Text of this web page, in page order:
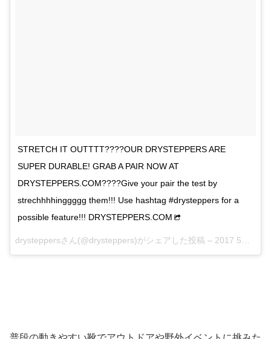
STRETCH IT OUTTTT????OUR DRYSTEPPERS ARE
SUPER DURABLE! GRAB A PAIR NOW AT
DRYSTEPPERS.COM????Give your pair the test by
strechhhhinggggg them!!! Use hashtag #drysteppers for a
possible feature!!! DRYSTEPPERS.COM
drysteppersさん(@drysteppers)がシェアした投稿 – 2017 5月 30 1:03午後 PDT